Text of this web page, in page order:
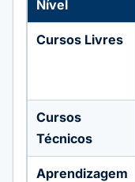
Nível
Cursos Livres
Cursos
Técnicos
Aprendizagem